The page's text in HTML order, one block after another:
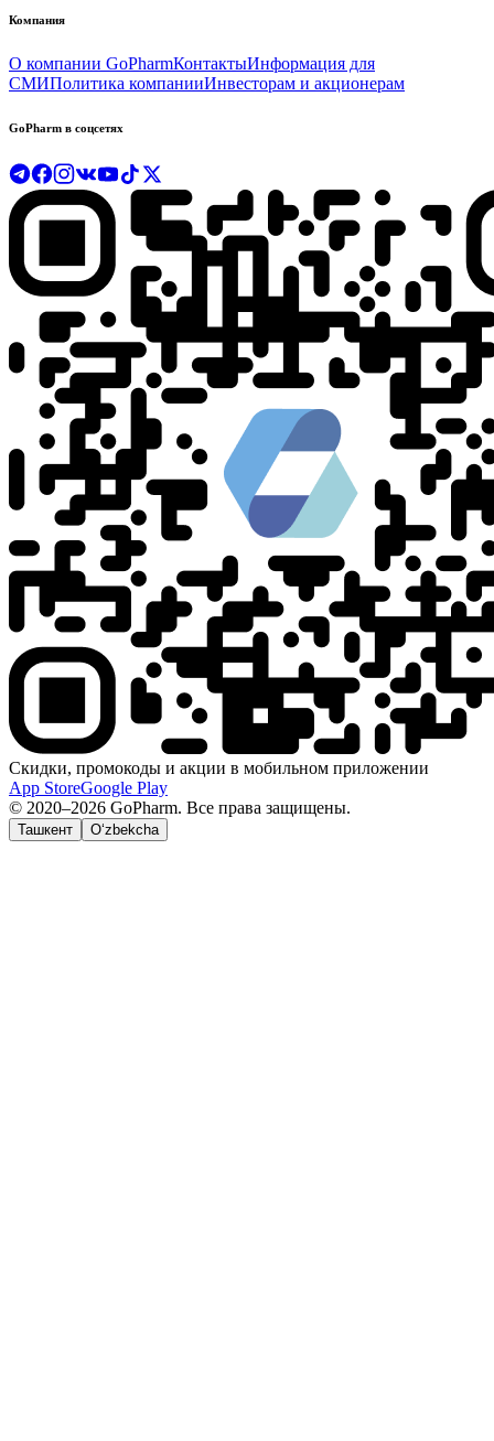
Компания
О компании GoPharmКонтактыИнформация для
СМИПолитика компанииИнвесторам и акционерам
GoPharm в соцсетях
Скидки, промокоды и акции в мобильном приложении
App StoreGoogle Play
© 2020–2026 GoPharm. Все права защищены.
Ташкент O‘zbekcha